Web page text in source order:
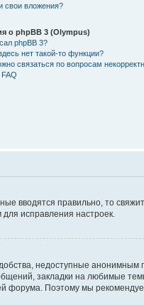
свои вложения?
о phpBB 3 (Olympus)
phpBB 3?
нет такой-то функции?
связаться по вопросам
вводятся правильно, то
исправления настроек.
недоступные анонимным
закладки на любимые
форума. Поэтому мы